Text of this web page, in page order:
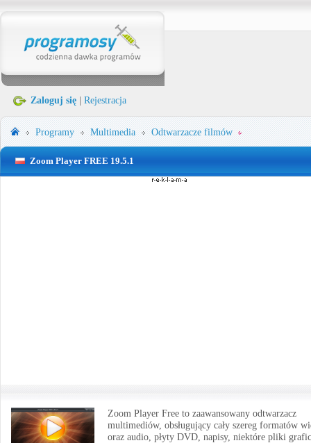
Zaloguj się Rejestracja
Programy Multimedia Odtwarzacze filmów
Zoom Player FREE 19.5.1
Zoom Player Free to zaawansowany odtwarzacz
multimediów, obsługujący cały szereg formatów
oraz audio, płyty DVD, napisy, niektóre pliki